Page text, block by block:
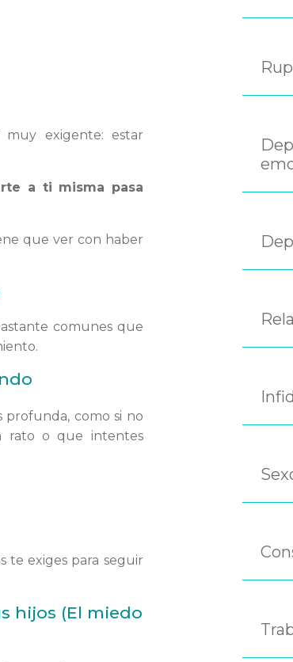
exigente: estar
a ti misma pasa
que ver con haber
comunes que
profunda, como si no
rato o que intentes
te exiges para seguir
hijos (El miedo